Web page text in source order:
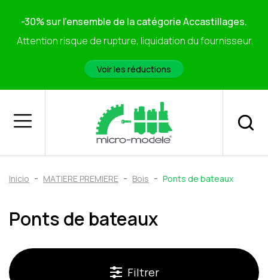
-30% sur l'ensemble de la catégorie Accastillages.
Attention risque de rupture, liquidation du fournisseur.
Voir les réductions
Inicio MATIERE PREMIERE Bois Ponts de bateaux
Ponts de bateaux
Filtrer